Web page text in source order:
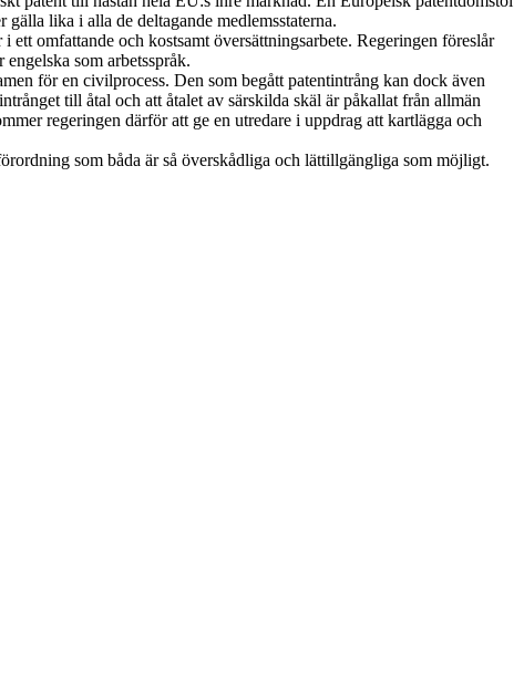
lika i alla de deltagande medlemsstaterna.
omfattande och kostsamt översättningsarbete. Regeringen föreslår
som arbetsspråk.
för en civilprocess. Den som begått patentintrång kan dock även
till åtal och att åtalet av särskilda skäl är påkallat från allmän
regeringen därför att ge en utredare i uppdrag att kartlägga och
som båda är så överskådliga och lättillgängliga som möjligt.